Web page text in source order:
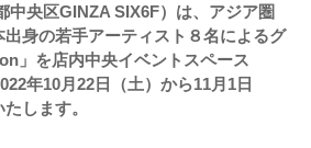
中央区GINZA SIX6F）は、アジア圏
身の若手アーティスト８名によるグ
」を店内中央イベントスペース
年10月22日（土）から11月1日
します。